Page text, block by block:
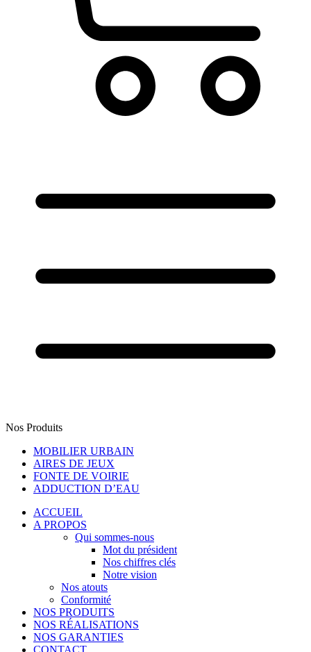
Nos Produits
MOBILIER URBAIN
AIRES DE JEUX
FONTE DE VOIRIE
ADDUCTION D’EAU
ACCUEIL
A PROPOS
Qui sommes-nous
Mot du président
Nos chiffres clés
Notre vision
Nos atouts
Conformité
NOS PRODUITS
NOS RÉALISATIONS
NOS GARANTIES
CONTACT